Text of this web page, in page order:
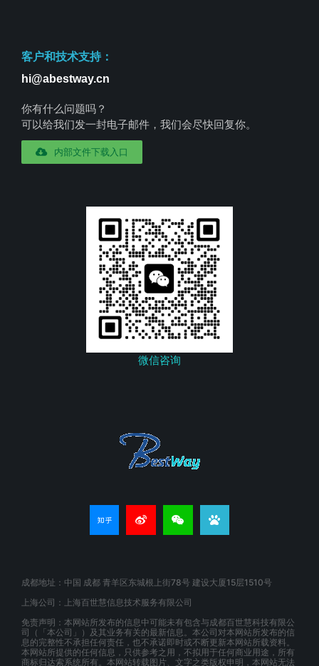
客户和技术支持：
hi@abestway.cn
你有什么问题吗？
可以给我们发一封电子邮件，我们会尽快回复你。
内部文件下载入口
微信咨询
成都地址：中国 成都 青羊区东城根上街78号 建设大厦15层1510号
上海公司：上海百世慧信息技术服务有限公司
免责声明：本网站所发布的信息中可能未有包含与成都百世慧科技有限公
司（「本公司」）及其业务有关的最新信息。本公司对本网站所发布的信
息的完整性不承担任何责任，也不承诺即时或不断更新本网站所载资料。
本网站所提供的任何信息，只供参考之用，不拟用于任何商业用途，所有
商标归达索系统所有。本网站转载图片、文字之类版权申明，本网站无法